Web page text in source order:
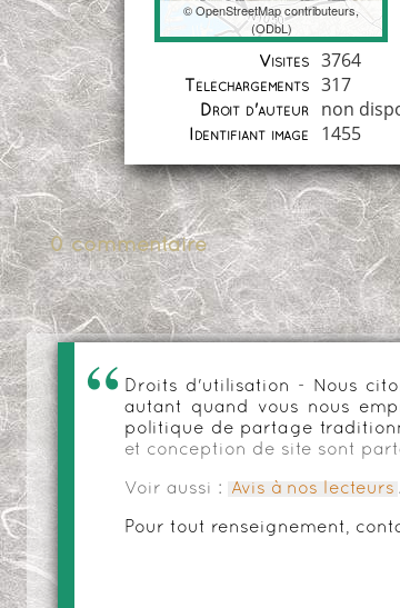
Coordonnées
©OpenStreetMapcontributeurs,
(ODbL )
Visites 3764
Téléchargements 317
Droit d'auteur non
Identifiant image 1455
0 commentaire
Droits d'utilisation - Nous
autant quand vous nous
politique de partage
et conception de site sont
Voir aussi : Avis à nos lecteurs .
Pour tout renseignement,